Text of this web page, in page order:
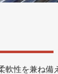
軟性を兼ね備